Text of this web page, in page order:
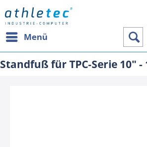
Menü
Standfuß für TPC-Serie 10" -